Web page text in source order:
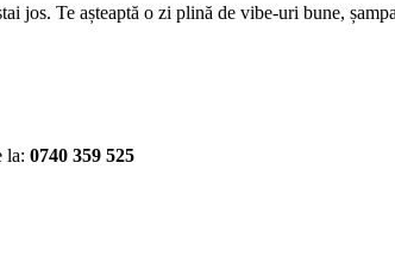
jos. Te așteaptă o zi plină de vibe-uri bune,
la: 0740 359 525